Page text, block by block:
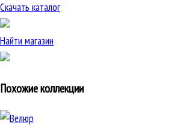
Скачать каталог
Найти магазин
Похожие коллекции